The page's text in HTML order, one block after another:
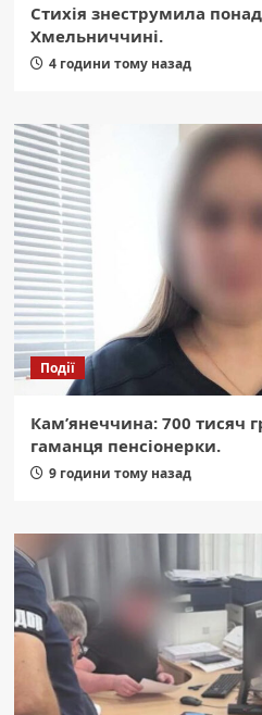
Стихія знеструмила
Хмельниччині.
4 години тому назад
Події
Кам’янеччина: 700 тисяч
гаманця пенсіонерки.
9 години тому назад